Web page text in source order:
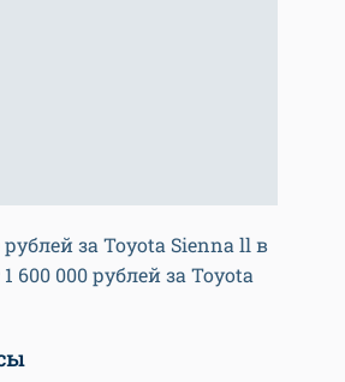
рублей за Toyota Sienna ll в
600 000 рублей за Toyota